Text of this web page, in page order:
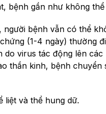
bệnh gần như không
bệnh vẫn có thể
(1-4 ngày) thường
do virus tác động lên
thần kinh, bệnh chuyển
liệt và thể hung dữ.